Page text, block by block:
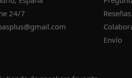
24/7
Envío